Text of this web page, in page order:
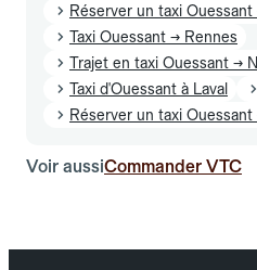
Réserver un taxi
Taxi Ouessant → Rennes
Trajet en taxi Ouessant →
Taxi d'Ouessant à Laval
Réserver un taxi
Voir aussiCommander VTC